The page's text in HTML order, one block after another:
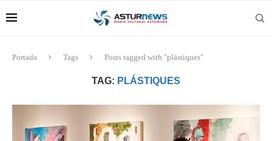
Portada Tags Posts tagged with "plástiques"
TAG: PLÁSTIQUES